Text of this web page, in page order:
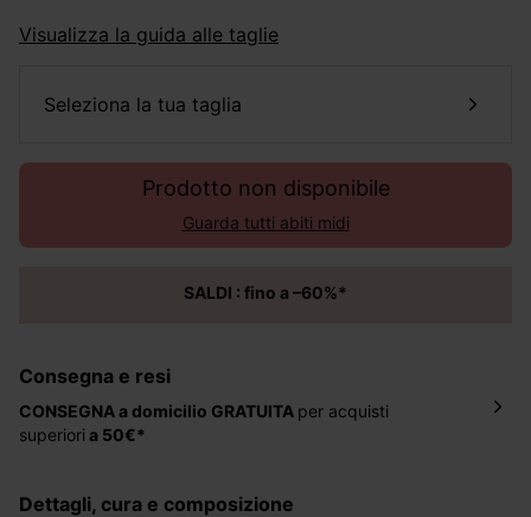
Visualizza la guida alle taglie
seleziona la tua taglia
Prodotto non disponibile
Guarda tutti abiti midi
SALDI : fino a –60%*
Consegna e resi
CONSEGNA a domicilio GRATUITA per acquisti
superiori a 50€*
ordinazione, al costo di 4 € per ordini inferiori a 50 €.
dettagli, cura e composizione